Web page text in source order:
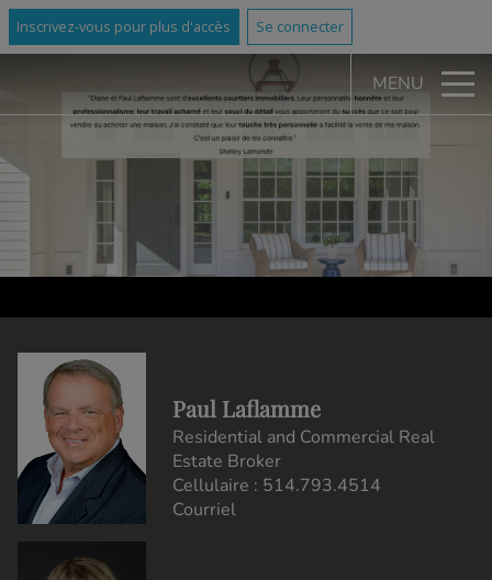
Inscrivez-vous pour plus d'accès Se connecter
MENU
Paul Laflamme
Residential and Commercial Real
Estate Broker
Cellulaire : 514.793.4514
Courriel